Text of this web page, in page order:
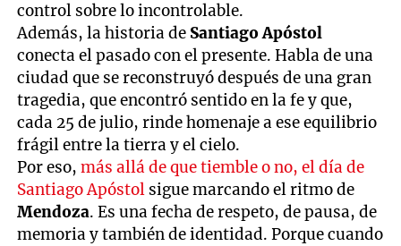
control sobre lo incontrolable.
Además, la historia de Santiago Apóstol
conecta el pasado con el presente. Habla de una
ciudad que se reconstruyó después de una gran
tragedia, que encontró sentido en la fe y que,
cada 25 de julio, rinde homenaje a ese equilibrio
frágil entre la tierra y el cielo.
Por eso,más allá de que tiemble o no, el día de
Santiago Apóstol sigue marcando el ritmo de
Mendoza. Es una fecha de respeto, de pausa, de
memoria y también de identidad. Porque cuando